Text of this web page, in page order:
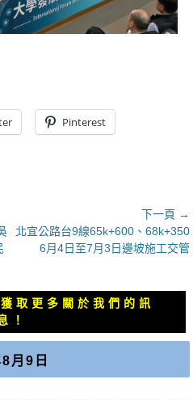
Pinterest
下一頁 →
下
章：
北宜公路台9線65k+600、68k+350
6月4日至7月3日邊坡施工交管
取更多關於我們的訊
！
月9日